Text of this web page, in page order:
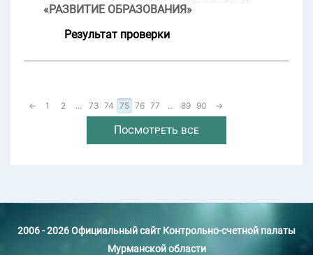
«РАЗВИТИЕ ОБРАЗОВАНИЯ»
Результат проверки
← 1 2 ... 73 74 75 76 77 ... 89 90 →
Посмотреть все
2006 - 2026 Официальный сайт Контрольно-счетной палаты
Мурманской области